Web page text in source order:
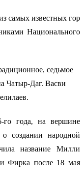
самых известных гор
Национального
го года, на вершине
создании народной
название Милли
Фирка после 18 мая